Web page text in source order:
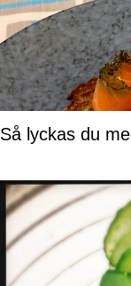
Så lyckas du